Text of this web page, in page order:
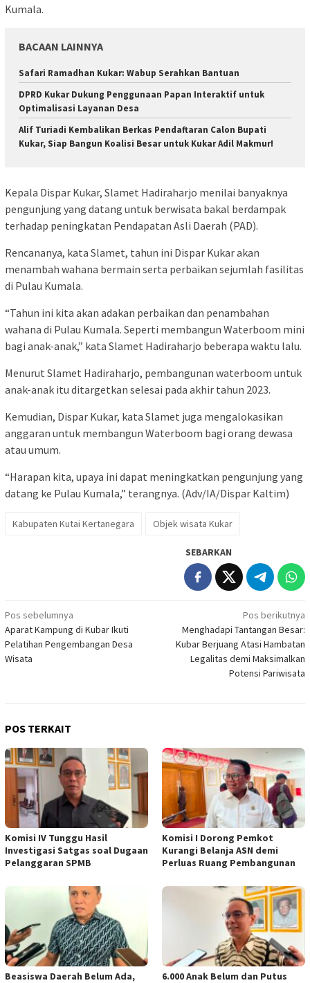
Kumala.
BACAAN LAINNYA
Safari Ramadhan Kukar: Wabup Serahkan Bantuan
DPRD Kukar Dukung Penggunaan Papan Interaktif untuk
Optimalisasi Layanan Desa
Alif Turiadi Kembalikan Berkas Pendaftaran Calon Bupati
Kukar, Siap Bangun Koalisi Besar untuk Kukar Adil Makmur!
Kepala Dispar Kukar, Slamet Hadiraharjo menilai banyaknya
pengunjung yang datang untuk berwisata bakal berdampak
terhadap peningkatan Pendapatan Asli Daerah (PAD).
Rencananya, kata Slamet, tahun ini Dispar Kukar akan
menambah wahana bermain serta perbaikan sejumlah fasilitas
di Pulau Kumala.
“Tahun ini kita akan adakan perbaikan dan penambahan
wahana di Pulau Kumala. Seperti membangun Waterboom mini
bagi anak-anak,” kata Slamet Hadiraharjo beberapa waktu lalu.
Menurut Slamet Hadiraharjo, pembangunan waterboom untuk
anak-anak itu ditargetkan selesai pada akhir tahun 2023.
Kemudian, Dispar Kukar, kata Slamet juga mengalokasikan
anggaran untuk membangun Waterboom bagi orang dewasa
atau umum.
“Harapan kita, upaya ini dapat meningkatkan pengunjung yang
datang ke Pulau Kumala,” terangnya. (Adv/IA/Dispar Kaltim)
Kabupaten Kutai Kertanegara Objek wisata Kukar
SEBARKAN
Navigasi
pos
Pos sebelumnya
Aparat Kampung di Kubar Ikuti
Pelatihan Pengembangan Desa
Wisata
Pos berikutnya
Menghadapi Tantangan Besar:
Kubar Berjuang Atasi Hambatan
Legalitas demi Maksimalkan
Potensi Pariwisata
POS TERKAIT
Komisi IV Tunggu Hasil
Investigasi Satgas soal Dugaan
Pelanggaran SPMB
Komisi I Dorong Pemkot
Kurangi Belanja ASN demi
Perluas Ruang Pembangunan
Beasiswa Daerah Belum Ada,
6.000 Anak Belum dan Putus